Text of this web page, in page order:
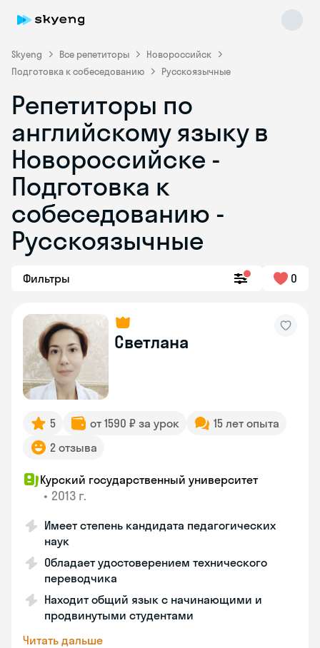
Skyeng Все репетиторы
Новороссийск
Подготовка к собеседованию
Русскоязычные
Репетиторы по
английскому языку в
Новороссийске -
Подготовка к
собеседованию -
Русскоязычные
Фильтры 0
Светлана
5 от 1590 ₽ за урок
15 лет опыта
2 отзыва
Курский государственный университет
• 2013 г.
Имеет степень кандидата педагогических
наук
Обладает удостоверением технического
переводчика
Находит общий язык с начинающими и
продвинутыми студентами
Читать дальше
Skyeng Chat
online